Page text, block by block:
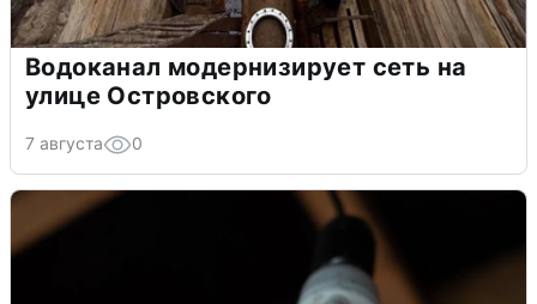
Водоканал модернизирует сеть на
улице Островского
7 августа 0